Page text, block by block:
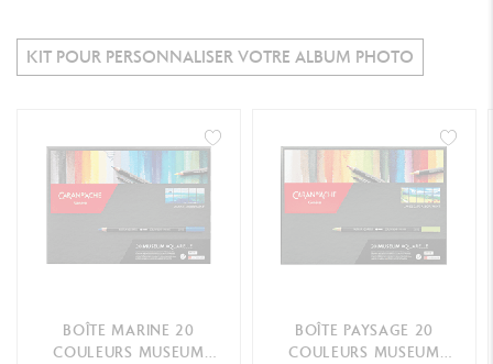
KIT POUR PERSONNALISER VOTRE ALBUM PHOTO
BOÎTE MARINE 20
COULEURS MUSEUM
BOÎTE PAYSAGE 20
COULEURS MUSEUM